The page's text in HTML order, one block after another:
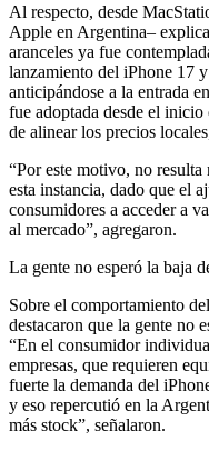
Al respecto, desde
Apple en Argentina–
aranceles ya fue
lanzamiento del iPhone 17
anticipándose a la entrada
fue adoptada desde el
de alinear los precios
“Por este motivo, no resulta
esta instancia, dado que el
consumidores a acceder a
al mercado”, agregaron.
La gente no esperó la baja
Sobre el comportamiento
destacaron que la gente no
“En el consumidor
empresas, que requieren
fuerte la demanda del
y eso repercutió en la
más stock”, señalaron.